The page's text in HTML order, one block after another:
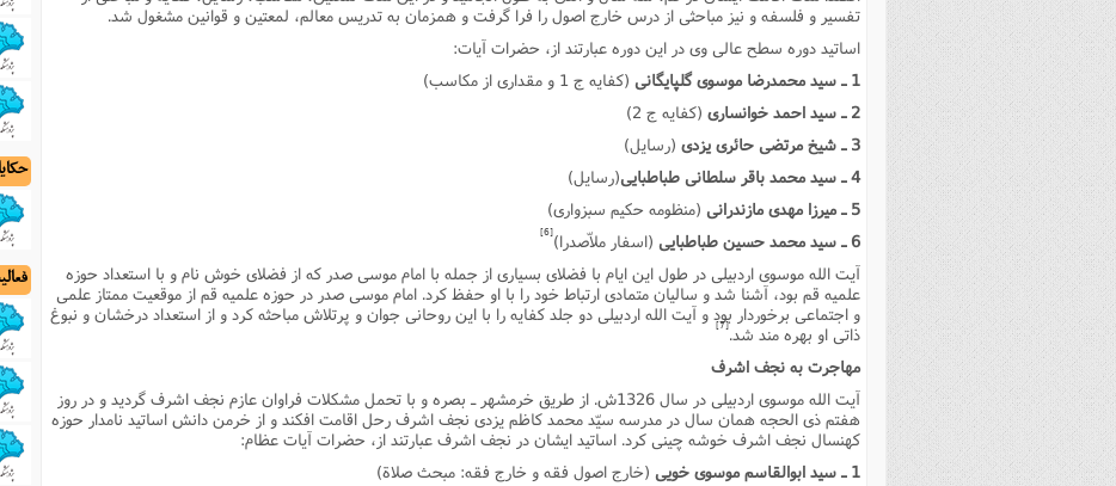
تفسیر و فلسفه و نیز مباحثى از درس خارج اصول را فرا گرفت و همزمان به تدریس معالم، لمعتین و قوانین مشغول شد.
اساتید دوره سطح عالى وى در این دوره عبارتند از، حضرات آیات:
1 ـ سید محمدرضا موسوى گلپایگانى
(کفایه ج 1 و مقدارى از مکاسب)
2 ـ سید احمد خوانسارى
(کفایه ج 2)
3 ـ شیخ مرتضى حائرى یزدى
(رسایل)
4 ـ سید محمد باقر سلطانى طباطبایى
(رسایل)
5 ـ میرزا مهدى مازندرانى
(منظومه حکیم سبزوارى)
6 ـ سید محمد حسین طباطبایى
(اسفار ملاّصدرا)[6]
آیت الله موسوى اردبیلى در طول این ایام با فضلاى بسیارى از جمله با امام موسى صدر که از فضلاى خوش نام و با استعداد حوزه
علمیه قم بود، آشنا شد و سالیان متمادى ارتباط خود را با او حفظ کرد. امام موسى صدر در حوزه علمیه قم از موقعیت ممتاز علمى
و اجتماعى برخوردار بود و آیت الله اردبیلى دو جلد کفایه را با این روحانى جوان و پرتلاش مباحثه کرد و از استعداد درخشان و نبوغ
ذاتى او بهره مند شد.[7]
مهاجرت به نجف اشرف
آیت الله موسوى اردبیلى در سال 1326ش. از طریق خرمشهر ـ بصره و با تحمل مشکلات فراوان عازم نجف اشرف گردید و در روز
هفتم ذى الحجه همان سال در مدرسه سیّد محمد کاظم یزدى نجف اشرف رحل اقامت افکند و از خرمن دانش اساتید نامدار حوزه
کهنسال نجف اشرف خوشه چینى کرد. اساتید ایشان در نجف اشرف عبارتند از، حضرات آیات عظام:
1 ـ سید ابوالقاسم موسوى خویى
(خارج اصول فقه و خارج فقه: مبحث صلاة)